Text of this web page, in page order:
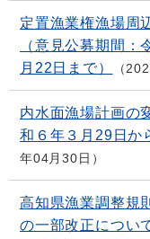
定置漁業権漁場周
（意見公募期間：
月22日まで）
内水面漁場計画の
和６年３月29日か
年04月30日
高知県漁業調整規
の一部改正につい